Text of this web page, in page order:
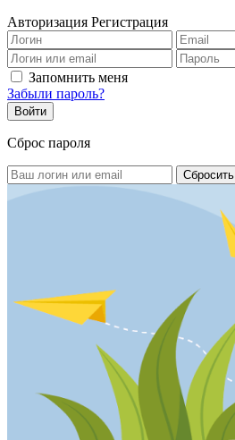
Авторизация Регистрация
Запомнить меня
Забыли пароль?
Сброс пароля